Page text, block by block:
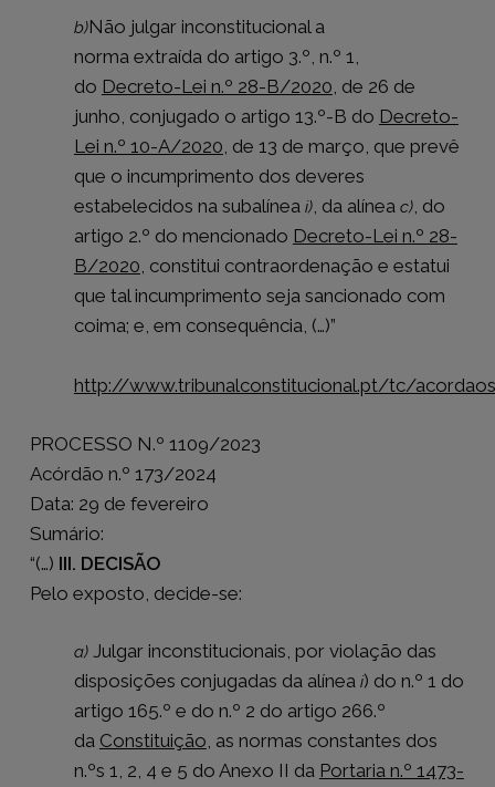
b)Não julgar inconstitucional a
norma extraída do artigo 3.º, n.º 1,
do Decreto-Lei n.º 28-B/2020, de 26 de
junho, conjugado o artigo 13.º-B do Decreto-
Lei n.º 10-A/2020, de 13 de março, que prevê
que o incumprimento dos deveres
estabelecidos na subalínea i), da alínea c), do
artigo 2.º do mencionado Decreto-Lei n.º 28-
B/2020, constitui contraordenação e estatui
que tal incumprimento seja sancionado com
coima; e, em consequência, (…)”
http://www.tribunalconstitucional.pt/tc/
PROCESSO N.º 1109/2023
Acórdão n.º 173/2024
Data: 29 de fevereiro
Sumário:
“(…) III. DECISÃO
Pelo exposto, decide-se:
a) Julgar inconstitucionais, por violação das
disposições conjugadas da alínea i) do n.º 1 do
artigo 165.º e do n.º 2 do artigo 266.º
da Constituição, as normas constantes dos
n.ºs 1, 2, 4 e 5 do Anexo II da Portaria n.º 1473-